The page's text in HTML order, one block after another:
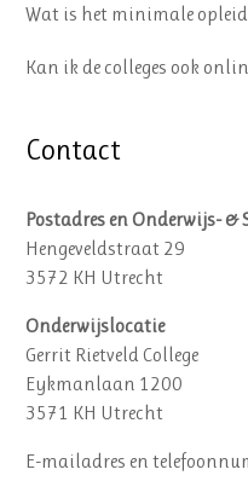
Wat is het minimale
Kan ik de colleges ook
Contact
Postadres en Onderwijs-
Hengeveldstraat 29
3572 KH Utrecht
Onderwijslocatie
Gerrit Rietveld College
Eykmanlaan 1200
3571 KH Utrecht
E-mailadres en